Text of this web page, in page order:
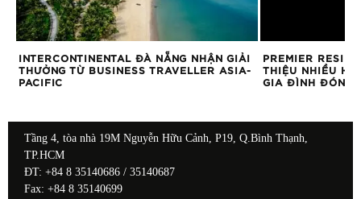
INTERCONTINENTAL ĐÀ NẴNG NHẬN GIẢI
THƯỞNG TỪ BUSINESS TRAVELLER ASIA-
PACIFIC
PREMIER
THIỆU NHIỀU
GIA ĐÌNH ĐÓN
Tầng 4, tòa nhà 19M Nguyễn Hữu Cảnh, P19, Q.Bình Thạnh,
TP.HCM
ĐT: +84 8 35140686 / 35140687
Fax: +84 8 35140699